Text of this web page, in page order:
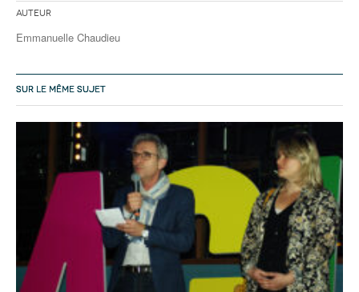
Auteur
Emmanuelle Chaudieu
SUR LE MÊME SUJET